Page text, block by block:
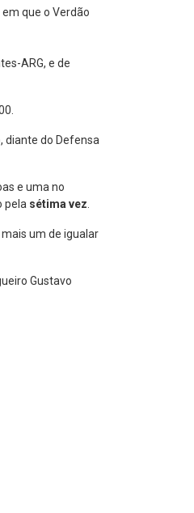
que o Verdão
ARG, e de
diante do Defensa
e uma no
pela sétima vez
um de igualar
Gustavo